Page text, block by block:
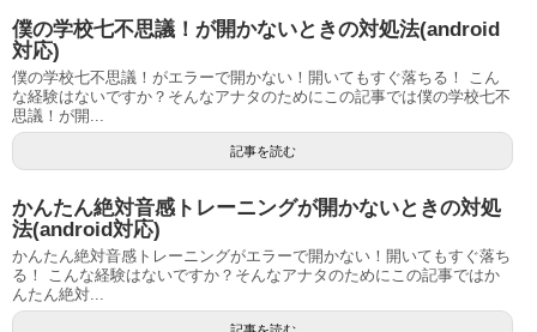
僕の学校七不思議！が開かないときの対処法(android
対応)
僕の学校七不思議！がエラーで開かない！開いてもすぐ落ちる！ こん
な経験はないですか？そんなアナタのためにこの記事では僕の学校七不
思議！が開...
記事を読む
かんたん絶対音感トレーニングが開かないときの対処
法(android対応)
かんたん絶対音感トレーニングがエラーで開かない！開いてもすぐ落ち
る！ こんな経験はないですか？そんなアナタのためにこの記事ではか
んたん絶対...